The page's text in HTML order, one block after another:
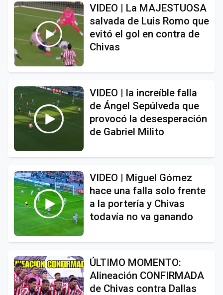
VIDEO | La MAJESTUOSA
salvada de Luis Romo que
evitó el gol en contra de
Chivas
VIDEO | la increíble falla
de Ángel Sepúlveda que
provocó la desesperación
de Gabriel Milito
VIDEO | Miguel Gómez
hace una falla solo frente
a la portería y Chivas
todavía no va ganando
ÚLTIMO MOMENTO:
Alineación CONFIRMADA
de Chivas contra Dallas